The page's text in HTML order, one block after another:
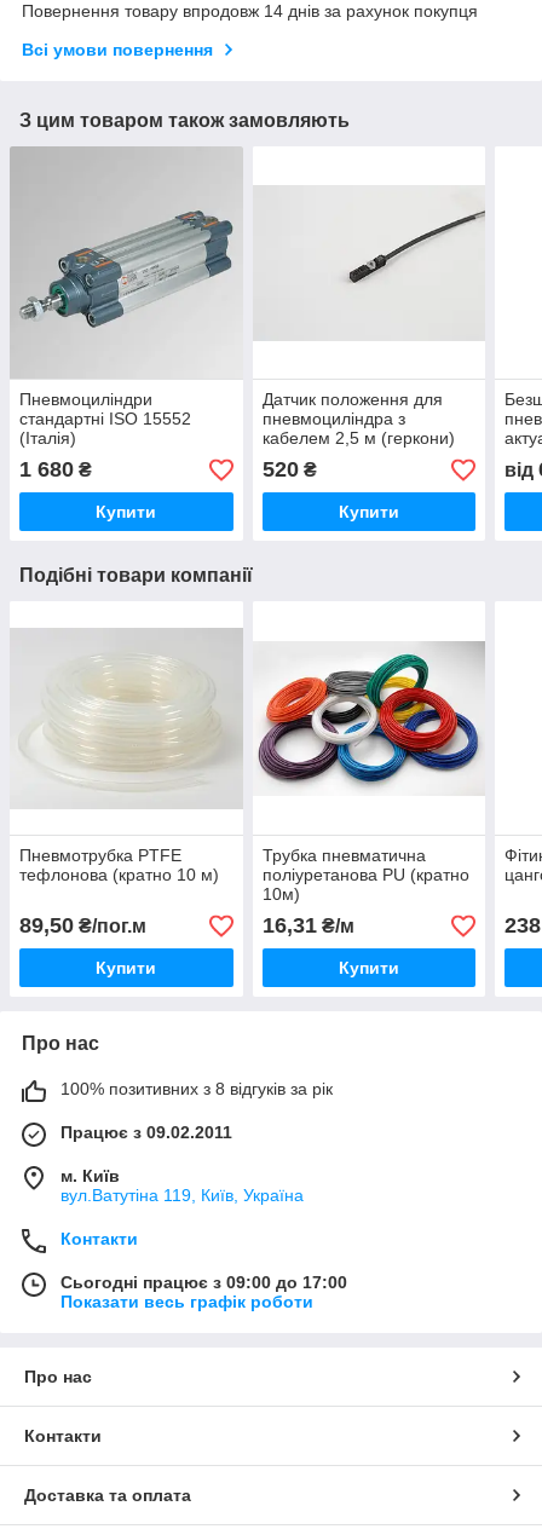
Повернення товару впродовж 14 днів за рахунок покупця
Всі умови повернення
З цим товаром також замовляють
Пневмоциліндри
стандартні ISO 15552
(Італія)
1 680 ₴
Купити
Датчик положення для
пневмоциліндра з
кабелем 2,5 м (геркони)
Італія
520₴
Купити
від
Подібні товари компанії
Пневмотрубка PTFE
тефлонова (кратно 10 м)
89,50 ₴/пог.м
Купити
Трубка пневматична
поліуретанова PU (кратно
10м)
16,31₴/м
Купити
Про нас
100% позитивних з 8 відгуків за рік
Працює з 09.02.2011
м. Київ
вул.Ватутіна 119, Київ, Україна
Контакти
Сьогодні працює з 09:00 до 17:00
Показати весь графік роботи
Про нас
Контакти
Доставка та оплата